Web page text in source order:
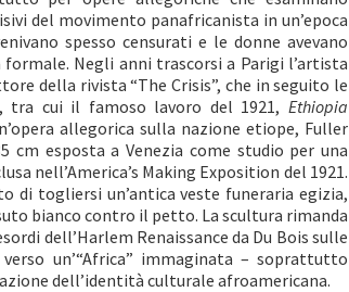
del movimento panafricanista in un’epoca
spesso censurati e le donne avevano
Negli anni trascorsi a Parigi l’artista
della rivista “The Crisis”, che in seguito le
tra cui il famoso lavoro del 1921, Ethiopia
allegorica sulla nazione etiope, Fuller
cm esposta a Venezia come studio per una
nell’America’s Making Exposition del 1921.
di togliersi un’antica veste funeraria egizia,
bianco contro il petto. La scultura rimanda
dell’Harlem Renaissance da Du Bois sulle
un’“Africa” immaginata – soprattutto
dell’identità culturale afroamericana.